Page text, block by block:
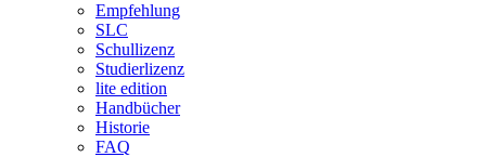
Empfehlung
SLC
Schullizenz
Studierlizenz
lite edition
Handbücher
Historie
FAQ